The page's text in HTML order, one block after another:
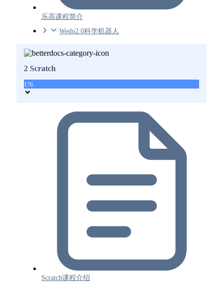
乐高课程简介
Wedo2.0科学机器人
2 Scratch
176
Scratch课程介绍